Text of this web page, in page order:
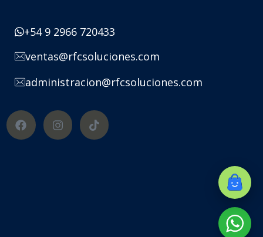
+54 9 2966 720433
ventas@rfcsoluciones.com
administracion@rfcsoluciones.com